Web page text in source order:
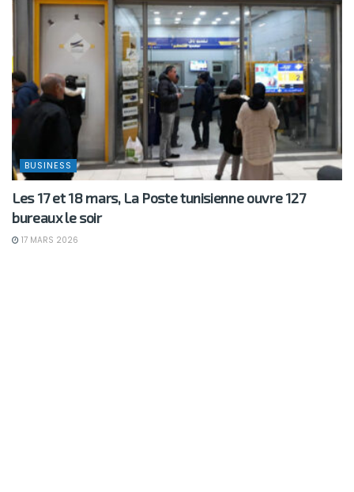
BUSINESS
Les 17 et 18 mars, La Poste tunisienne ouvre 127
bureaux le soir
17 MARS 2026